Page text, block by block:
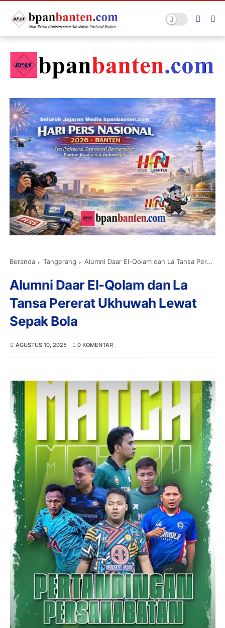
Beranda Tangerang Alumni Daar El-Qolam dan La Tansa Pererat Ukhuwah Lewat Sepak Bola
Alumni Daar El-Qolam dan La
Tansa Pererat Ukhuwah Lewat
Sepak Bola
AGUSTUS 10, 2025 0 KOMENTAR